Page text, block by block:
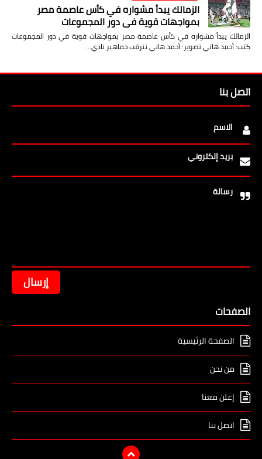
الزمالك يبدأ مشواره في كأس عاصمة مصر
بمواجهات قوية في دور المجموعات
الزمالك يبدأ مشواره في كأس عاصمة مصر بمواجهات قوية في دور المجموعات
كتب: أحمد هاني تصوير: أحمد هاني تترقب جماهير نادي…
اتصل بنا
الاسم
بريد إلكتروني
رسالة
الصفحات
الصفحة الرئيسية
من نحن
إعلن معنا
اتصل بنا